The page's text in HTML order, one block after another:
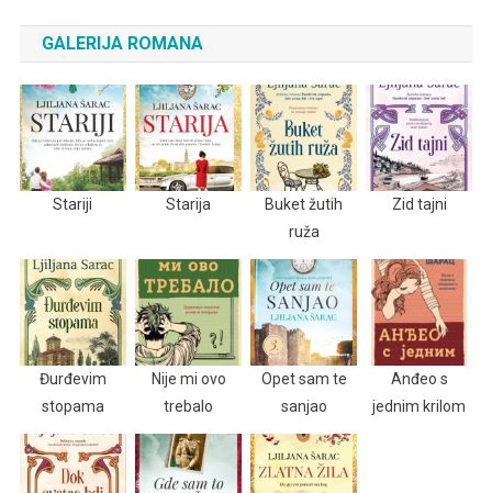
GALERIJA ROMANA
Stariji Starija
Buket žutih
ruža
Zid tajni
Đurđevim
stopama
Nije mi ovo
trebalo
Opet sam te
sanjao
Anđeo s
jednim krilom